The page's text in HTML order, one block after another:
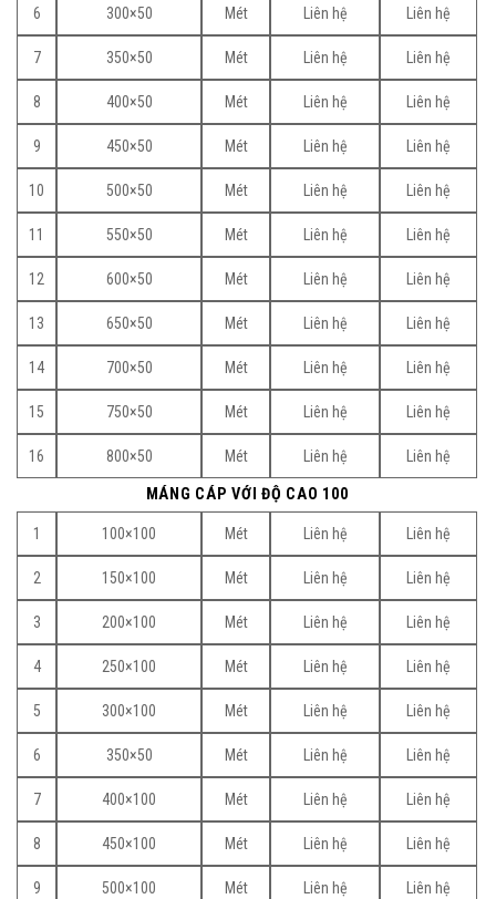
6 300×50 Mét Liên hệ Liên hệ
7 350×50 Mét Liên hệ Liên hệ
8 400×50 Mét Liên hệ Liên hệ
9 450×50 Mét Liên hệ Liên hệ
10 500×50 Mét Liên hệ Liên hệ
11 550×50 Mét Liên hệ Liên hệ
12 600×50 Mét Liên hệ Liên hệ
13 650×50 Mét Liên hệ Liên hệ
14 700×50 Mét Liên hệ Liên hệ
15 750×50 Mét Liên hệ Liên hệ
16 800×50 Mét Liên hệ Liên hệ
MÁNG CÁP VỚI ĐỘ CAO 100
1 100×100 Mét Liên hệ Liên hệ
2 150×100 Mét Liên hệ Liên hệ
3 200×100 Mét Liên hệ Liên hệ
4 250×100 Mét Liên hệ Liên hệ
5 300×100 Mét Liên hệ Liên hệ
6 350×50 Mét Liên hệ Liên hệ
7 400×100 Mét Liên hệ Liên hệ
8 450×100 Mét Liên hệ Liên hệ
9 500×100 Mét Liên hệ Liên hệ